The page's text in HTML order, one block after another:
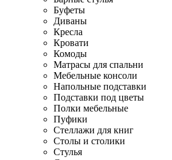
Буфеты
Диваны
Кресла
Кровати
Комоды
Матрасы для спальни
Мебельные консоли
Напольные подставки
Подставки под цветы
Полки мебельные
Пуфики
Стеллажи для книг
Столы и столики
Стулья